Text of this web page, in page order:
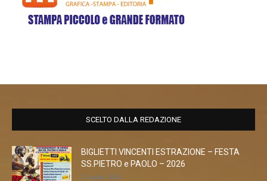
SCELTO DALLA REDAZIONE
BIGLIETTI VINCENTI ESTRAZIONE – FESTA
SS.PIETRO e PAOLO – 2026
1 Luglio 2026